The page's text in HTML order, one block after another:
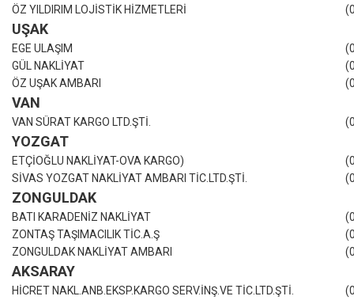
ÖZ YILDIRIM LOJİSTİK HİZMETLERİ
UŞAK
EGE ULAŞIM
GÜL NAKLİYAT
ÖZ UŞAK AMBARI
VAN
VAN SÜRAT KARGO LTD.ŞTİ.
YOZGAT
ETÇİOĞLU NAKLİYAT-OVA KARGO)
SİVAS YOZGAT NAKLİYAT AMBARI TİC.LTD.ŞTİ.
ZONGULDAK
BATI KARADENİZ NAKLİYAT
ZONTAŞ TAŞIMACILIK TİC.A.Ş
ZONGULDAK NAKLİYAT AMBARI
AKSARAY
HİCRET NAKL.ANB.EKSP.KARGO SERV.İNŞ.VE TİC.LTD.ŞTİ.